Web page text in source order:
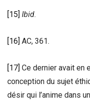
[15] Ibid.
[16] AC, 361.
[17] Ce dernier avait en
conception du sujet
désir qui l’anime dans